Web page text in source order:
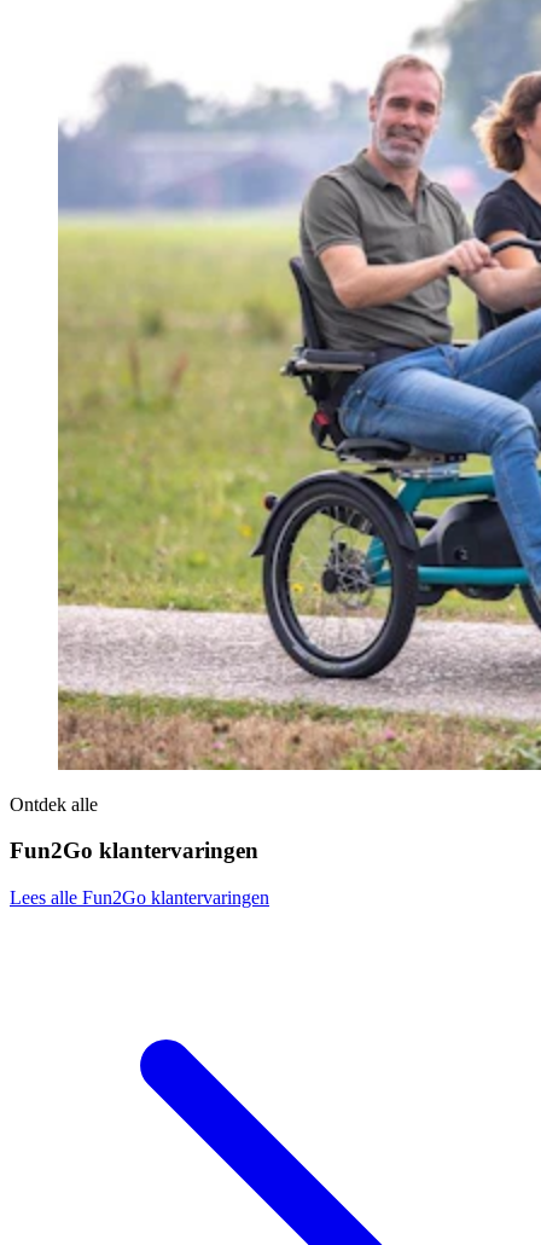
Ontdek alle
Fun2Go klantervaringen
Lees alle Fun2Go klantervaringen